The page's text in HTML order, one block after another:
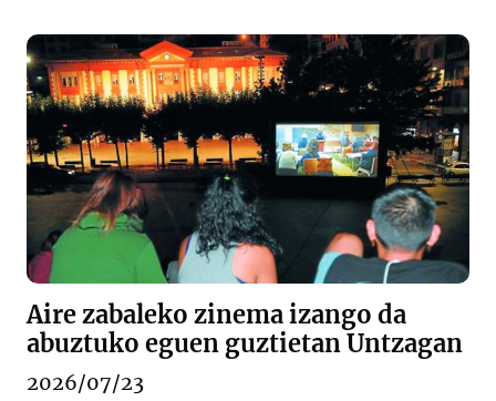
Aire zabaleko zinema izango da
abuztuko eguen guztietan Untzagan
2026/07/23